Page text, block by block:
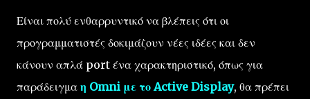
Είναι πολύ ενθαρρυντικό να βλέπεις ότι οι
προγραμματιστές δοκιμάζουν νέες ιδέες και δεν
κάνουν απλά port ένα χαρακτηριστικό, όπως για
παράδειγμα η Omni με το Active Display, θα πρέπει